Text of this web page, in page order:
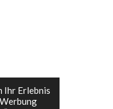
Ihr Erlebnis